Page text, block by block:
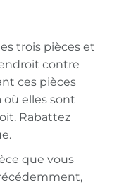
trois pièces et
endroit contre
ces pièces
où elles sont
Rabattez
que vous